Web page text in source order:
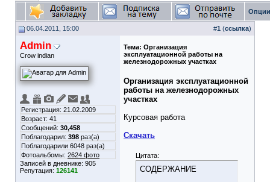
06.04.2011, 15:00 #1 (ссылка)
Admin
Crow indian
Регистрация: 21.02.2009
Возраст: 41
Сообщений: 30,458
Поблагодарил: 398 раз(а)
Поблагодарили 6048 раз(а)
Фотоальбомы: 2624 фото
Записей в дневнике: 905
Репутация: 126141
Тема: Организация
эксплуатационной работы на
железнодорожных участках
Организация эксплуатационной
работы на железнодорожных
участках
Курсовая работа
Скачать
Цитата:
СОДЕРЖАНИЕ